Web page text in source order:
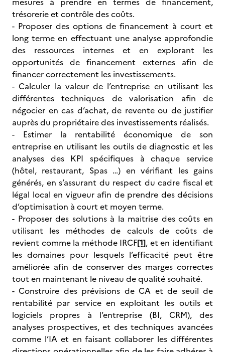
trésorerie et contrôle des coûts.
- Proposer des options de financement à court et
long terme en effectuant une analyse approfondie
des ressources internes et en explorant les
opportunités de financement externes afin de
financer correctement les investissements.
- Calculer la valeur de l’entreprise en utilisant les
différentes techniques de valorisation afin de
négocier en cas d’achat, de revente ou de justifier
auprès du propriétaire des investissements réalisés.
- Estimer la rentabilité économique de son
entreprise en utilisant les outils de diagnostic et les
analyses des KPI spécifiques à chaque service
(hôtel, restaurant, Spas …) en vérifiant les gains
générés, en s’assurant du respect du cadre fiscal et
légal local en vigueur afin de prendre des décisions
d’optimisation à court et moyen terme.
- Proposer des solutions à la maitrise des coûts en
utilisant les méthodes de calculs de coûts de
revient comme la méthode IRCF[1], et en identifiant
les domaines pour lesquels l’efficacité peut être
améliorée afin de conserver des marges correctes
tout en maintenant le niveau de qualité souhaité.
- Construire des prévisions de CA et de seuil de
rentabilité par service en exploitant les outils et
logiciels propres à l’entreprise (BI, CRM), des
analyses prospectives, et des techniques avancées
comme l’IA et en faisant collaborer les différentes